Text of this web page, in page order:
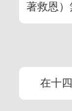
著救恩
在十